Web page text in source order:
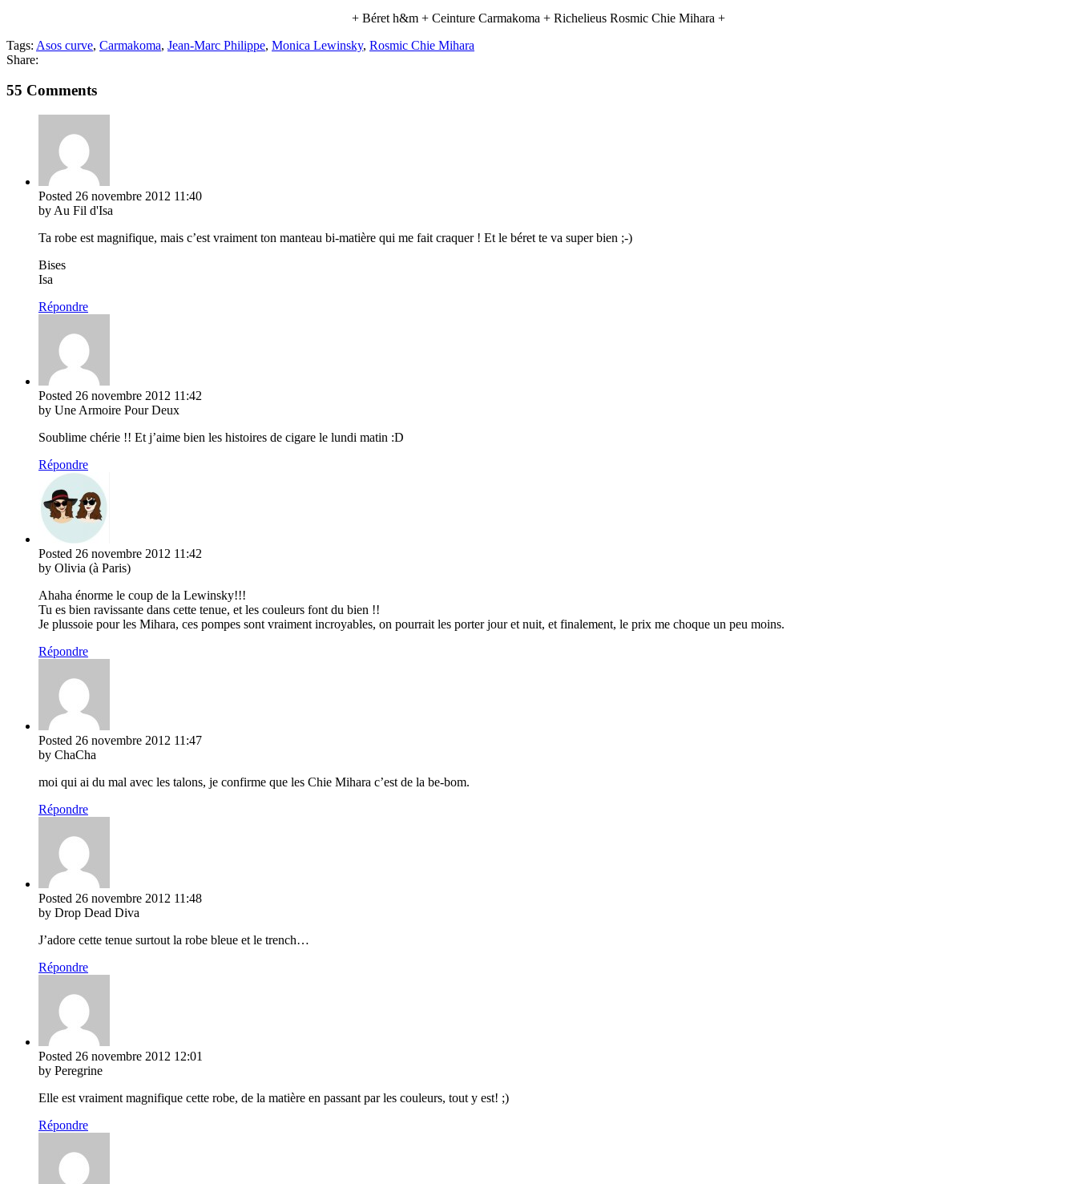
+ Béret h&m + Ceinture Carmakoma + Richelieus Rosmic Chie Mihara +
Tags: Asos curve, Carmakoma, Jean-Marc Philippe, Monica Lewinsky, Rosmic Chie Mihara
Share:
55 Comments
Posted 26 novembre 2012 11:40
by Au Fil d'Isa
Ta robe est magnifique, mais c’est vraiment ton manteau bi-matière qui me fait craquer ! Et le béret te va super bien ;-)
Bises
Isa
Répondre
Posted 26 novembre 2012 11:42
by Une Armoire Pour Deux
Soublime chérie !! Et j’aime bien les histoires de cigare le lundi matin :D
Répondre
Posted 26 novembre 2012 11:42
by Olivia (à Paris)
Ahaha énorme le coup de la Lewinsky!!!
Tu es bien ravissante dans cette tenue, et les couleurs font du bien !!
Je plussoie pour les Mihara, ces pompes sont vraiment incroyables, on pourrait les porter jour et nuit, et finalement, le prix me choque un peu moins.
Répondre
Posted 26 novembre 2012 11:47
by ChaCha
moi qui ai du mal avec les talons, je confirme que les Chie Mihara c’est de la be-bom.
Répondre
Posted 26 novembre 2012 11:48
by Drop Dead Diva
J’adore cette tenue surtout la robe bleue et le trench…
Répondre
Posted 26 novembre 2012 12:01
by Peregrine
Elle est vraiment magnifique cette robe, de la matière en passant par les couleurs, tout y est! ;)
Répondre